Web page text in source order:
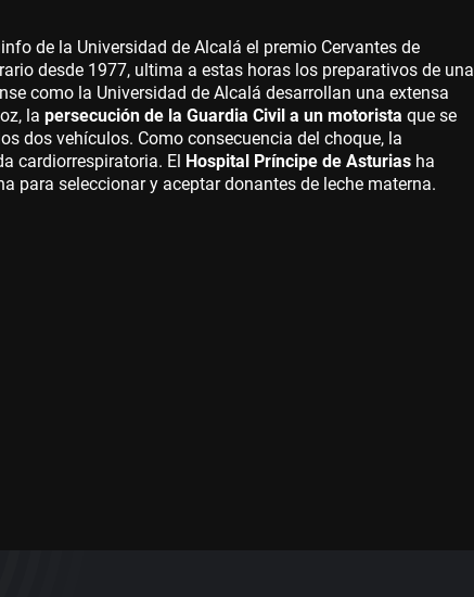
de la Universidad de Alcalá el premio Cervantes de
desde 1977, ultima a estas horas los preparativos de una
como la Universidad de Alcalá desarrollan una extensa
la persecución de la Guardia Civil a un motorista que se
dos vehículos. Como consecuencia del choque, la
cardiorrespiratoria. El Hospital Príncipe de Asturias ha
para seleccionar y aceptar donantes de leche materna.